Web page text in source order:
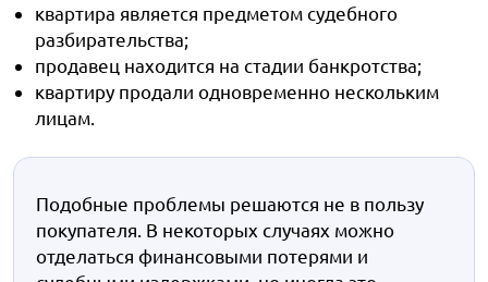
квартира является предметом судебного
разбирательства;
продавец находится на стадии банкротства;
квартиру продали одновременно нескольким
лицам.
Подобные проблемы решаются не в пользу
покупателя. В некоторых случаях можно
отделаться финансовыми потерями и